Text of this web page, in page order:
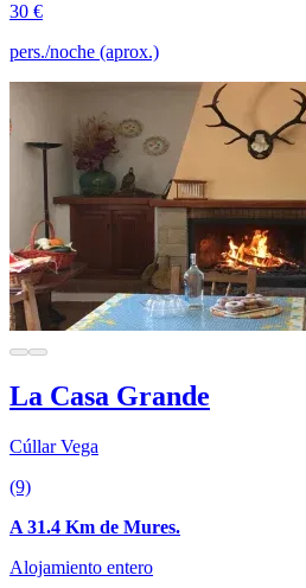
30 €
pers./noche (aprox.)
La Casa Grande
Cúllar Vega
(9)
A 31.4 Km de Mures.
Alojamiento entero